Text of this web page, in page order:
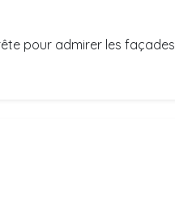
pour admirer les façades